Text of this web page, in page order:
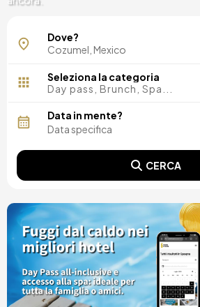
Dove?
Seleziona la categoria
Day pass, Brunch, Spa...
Data in mente?
CERCA